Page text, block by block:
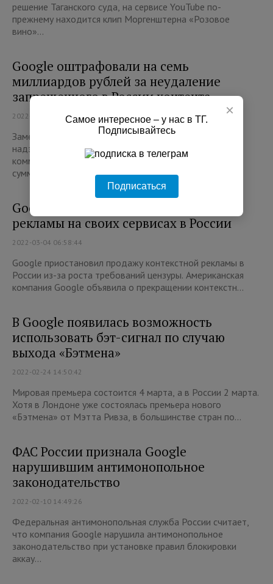
решение Таганского суда, на сервисе YouTube по-
прежнему находится клип Моргенштерна «Розовое
вино»...
Google оштрафовали на семь
миллиардов рублей за неудаление
запрещенного в России контента
2022-04-25 13:50:12
Заместитель руководителя Федеральной службы по
надзору в сфере информтехнологий и массовых
коммуникаций Вадим Субботин сообщил, что общая
сумма штрафо...
Google приостанавливает продажу
рекламы на своих сервисах в России
2022-03-04 06:58:44
Google приостановил продажу контекстной рекламы в
России из-за роста требований цензуры. Американская
компания Google объявила о прекращении контекстн...
В Google появилась возможность
использовать бэт-сигнал по случаю
выхода «Бэтмена»
2022-02-24 14:50:42
Мировая премьера состоится 4 марта, а в России 2 марта.
Хотя в Лондоне уже состоялась премьера нового
«Бэтмена» от Мэтта Ривза, в большинстве стран по...
ФАС России признала Google
нарушившим антимонопольное
законодательство
2022-02-10 14:49:26
Федеральная антимонопольная служба России считает,
что компания Google нарушила антимонопольное
законодательство при установке правил блокировки
аккау...
×
Самое интересное – у нас в ТГ.
Подписывайтесь
Подписаться